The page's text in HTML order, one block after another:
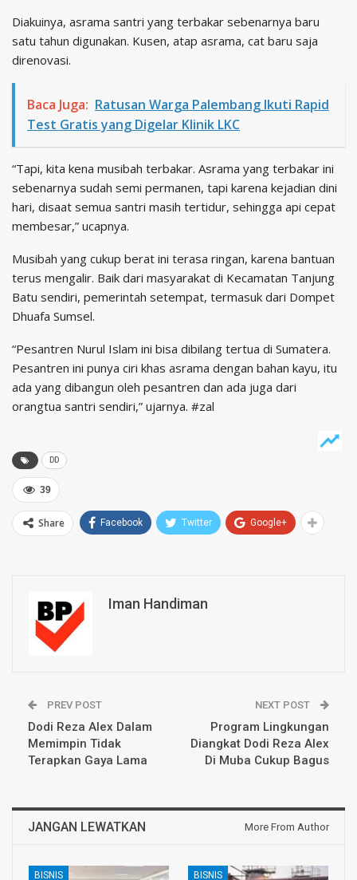
Diakuinya, asrama santri yang terbakar sebenarnya baru
satu tahun digunakan. Kusen, atap asrama, cat baru saja
direnovasi.
Baca Juga: Ratusan Warga Palembang Ikuti Rapid
Test Gratis yang Digelar Klinik LKC
“Tapi, kita kena musibah terbakar. Asrama yang terbakar ini
sebenarnya sudah semi permanen, tapi karena kejadian dini
hari, disaat semua santri masih tertidur, sehingga api cepat
membesar,” ucapnya.
Musibah yang cukup berat ini terasa ringan, karena bantuan
terus mengalir. Baik dari masyarakat di Kecamatan Tanjung
Batu sendiri, pemerintah setempat, termasuk dari Dompet
Dhuafa Sumsel.
“Pesantren Nurul Islam ini bisa dibilang tertua di Sumatera.
Pesantren ini punya ciri khas asrama dengan bahan kayu, itu
ada yang dibangun oleh pesantren dan ada juga dari
orangtua santri sendiri,” ujarnya. #zal
DD
39
Share Facebook Twitter Google+
Iman Handiman
PREV POST
Dodi Reza Alex Dalam
Memimpin Tidak
Terapkan Gaya Lama
NEXT POST
Program Lingkungan
Diangkat Dodi Reza Alex
Di Muba Cukup Bagus
JANGAN LEWATKAN More From Author
BISNIS BISNIS